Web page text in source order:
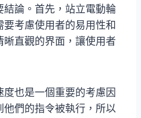
論。首先，站立電動輪
考慮使用者的易用性和
直觀的界面，讓使用者
也是一個重要的考慮因
們的指令被執行，所以